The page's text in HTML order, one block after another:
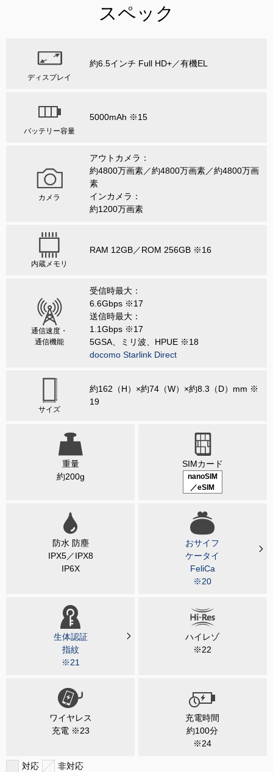
スペック
ディスプレイ
約6.5インチ Full HD+／有機EL
バッテリー容量
5000mAh ※15
カメラ
アウトカメラ：
約4800万画素／約4800万画素／約4800万画
素
インカメラ：
約1200万画素
内蔵メモリ
RAM 12GB／ROM 256GB ※16
通信速度・
通信機能
受信時最大：
6.6Gbps ※17
送信時最大：
1.1Gbps ※17
5GSA、ミリ波、HPUE ※18
docomo Starlink Direct
サイズ
約162（H）×約74（W）×約8.3（D）mm ※
19
重量
約200g
SIMカード
nanoSIM
／eSIM
防水 防塵
IPX5／IPX8
IP6X
おサイフ
ケータイ
FeliCa
※20
生体認証
指紋
※21
ハイレゾ
※22
ワイヤレス
充電 ※23
充電時間
約100分
※24
対応 非対応